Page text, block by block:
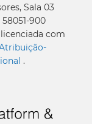
Sala 03
58051-900
com
.